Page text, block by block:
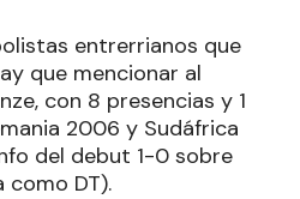
entrerrianos que
que mencionar al
con 8 presencias y 1
2006 y Sudáfrica
del debut 1-0 sobre
como DT).